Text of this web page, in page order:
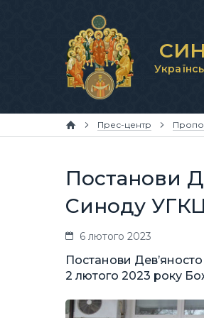
Прес-центр
Постанови
Синоду УГКЦ
6 лютого 2023
Постанови Дев’яносто
2 лютого 2023 року